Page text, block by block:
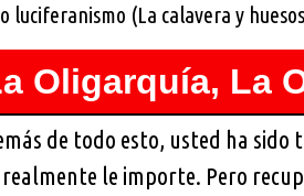
luciferanismo (La calavera y
Oligarquía, La
de todo esto, usted ha
le importe. Pero